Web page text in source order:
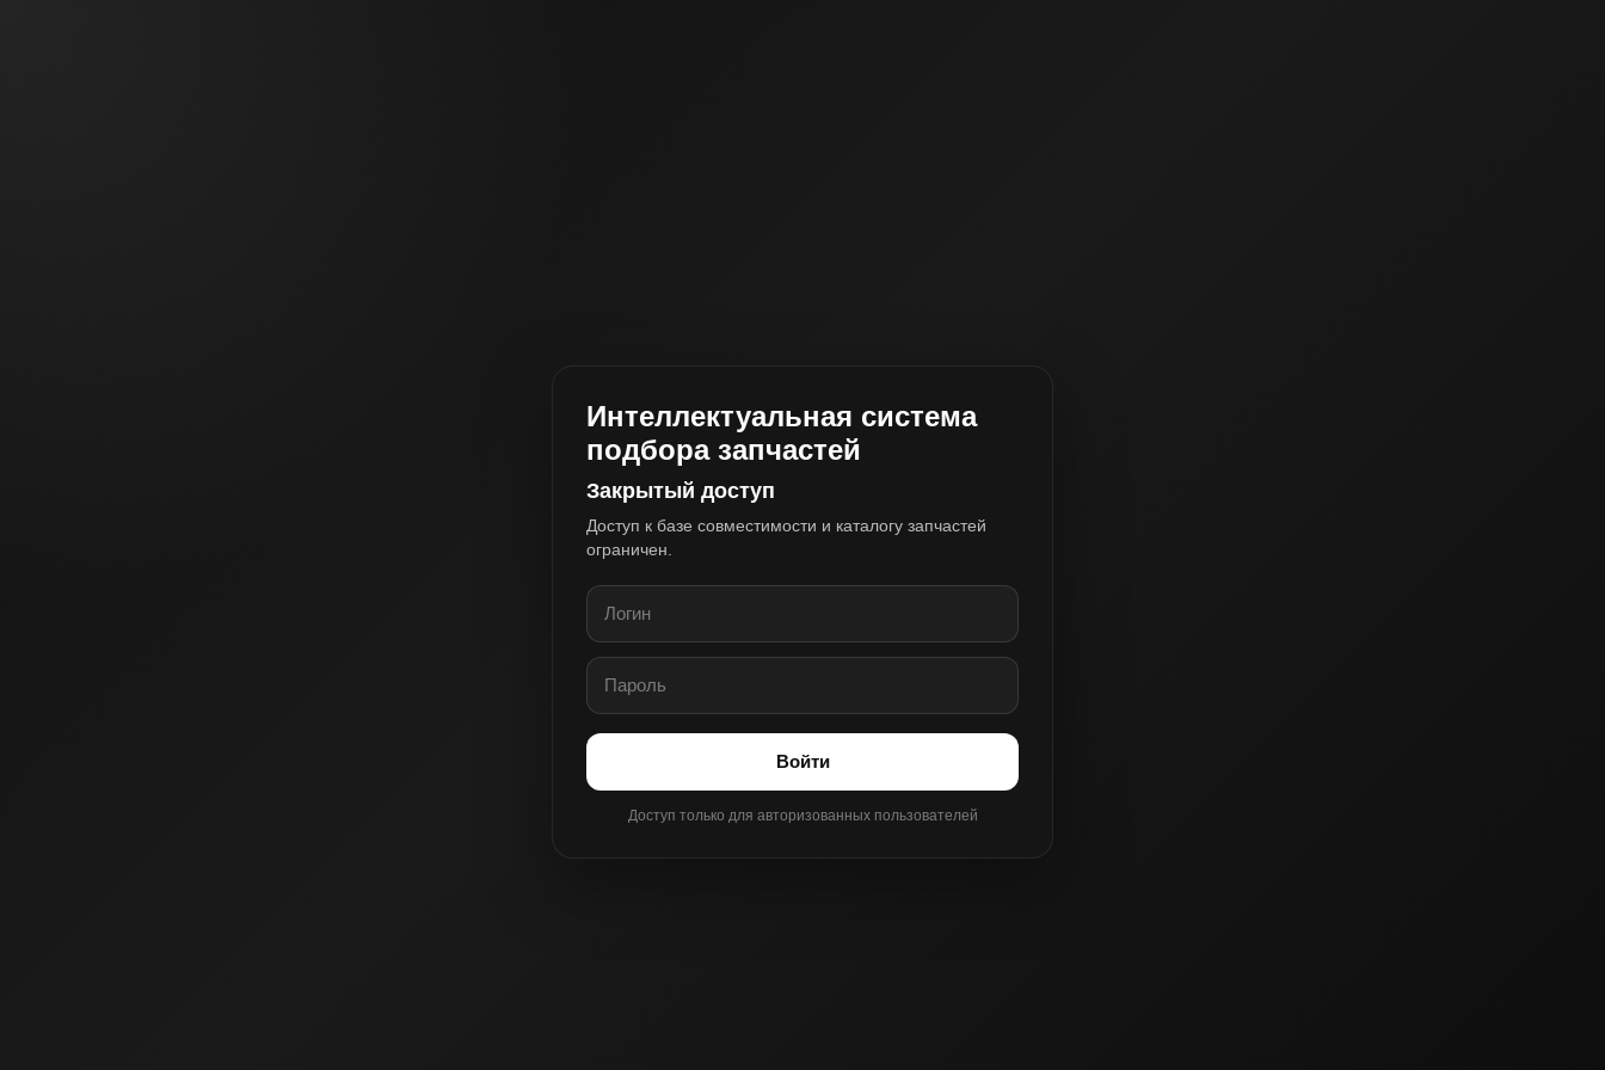
Интеллектуальная система
подбора запчастей
Закрытый доступ
Доступ к базе совместимости и каталогу запчастей
ограничен.
Войти
Доступ только для авторизованных пользователей